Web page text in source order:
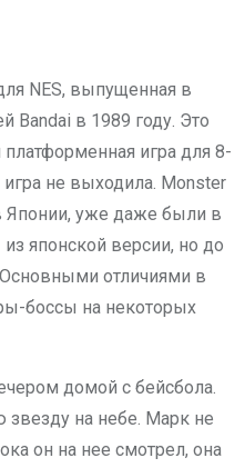
NES, выпущенная в
Bandai в 1989 году. Это
игра для 8-
не выходила. Monster
Японии, уже даже были в
японской версии, но до
отличиями в
боссы на некоторых
домой с бейсбола.
звезду на небе. Марк не
он на нее смотрел, она